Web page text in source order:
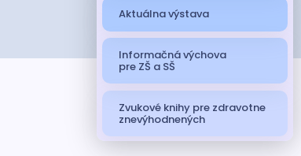
Aktuálna výstava
Informačná výchova
pre ZŠ a SŠ
Zvukové knihy pre zdravotne
znevýhodnených